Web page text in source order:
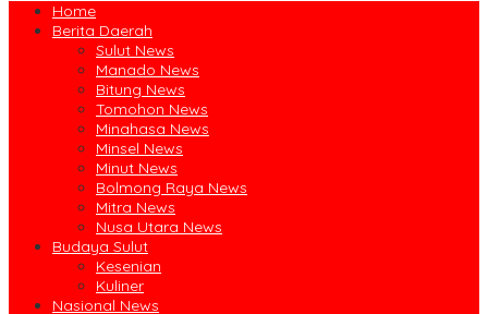
Home
Berita Daerah
Sulut News
Manado News
Bitung News
Tomohon News
Minahasa News
Minsel News
Minut News
Bolmong Raya News
Mitra News
Nusa Utara News
Budaya Sulut
Kesenian
Kuliner
Nasional News